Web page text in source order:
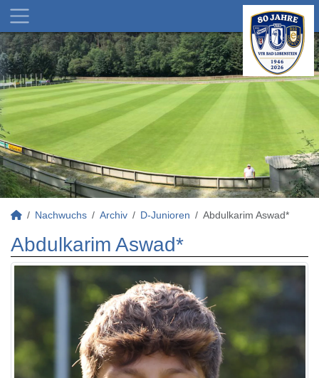
Nachwuchs Archiv D-Junioren Abdulkarim Aswad*
Abdulkarim Aswad*